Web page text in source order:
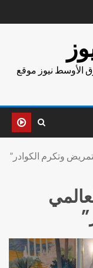
الأوسط نيوز موقع
وتكرم الكوادر”